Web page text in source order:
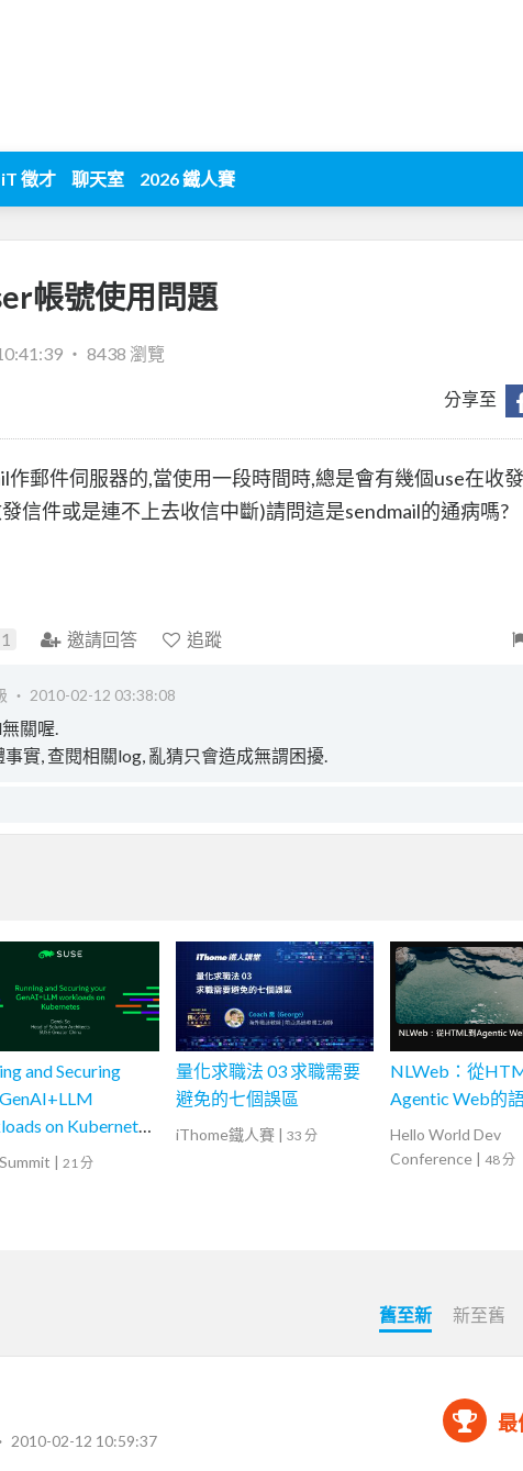
iT 徵才 聊天室 2026 鐵人賽
帳號使用問題
‧ 8438 瀏覽
分享至
作郵件伺服器的,當使用一段時間時,總是會有幾個use在收
信件或是連不上去收信中斷)請問這是sendmail的通病嗎?
1 邀請回答 追蹤
‧ 2010-02-12 03:38:08
關喔.
實, 查閱相關log, 亂猜只會造成無謂困擾.
and Securing
on Kubernetes
Kubernetes 上高
| 21 分
量化求職法 03 求職需要
避免的七個誤區
iThome鐵人賽 | 33 分
NLWeb：從
Agentic Web的
Hello World Dev
Conference | 48 分
舊至新 新至舊
2010-02-12 10:59:37
最